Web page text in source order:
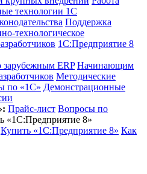
технологии 1С
Поддержка
технологическое
1С:Предприятие 8
зарубежным ERP Начинающим
Методические
по «1С» Демонстрационные
Прайс-лист Вопросы по
«1С:Предприятие 8»
Купить «1С:Предприятие 8» Как